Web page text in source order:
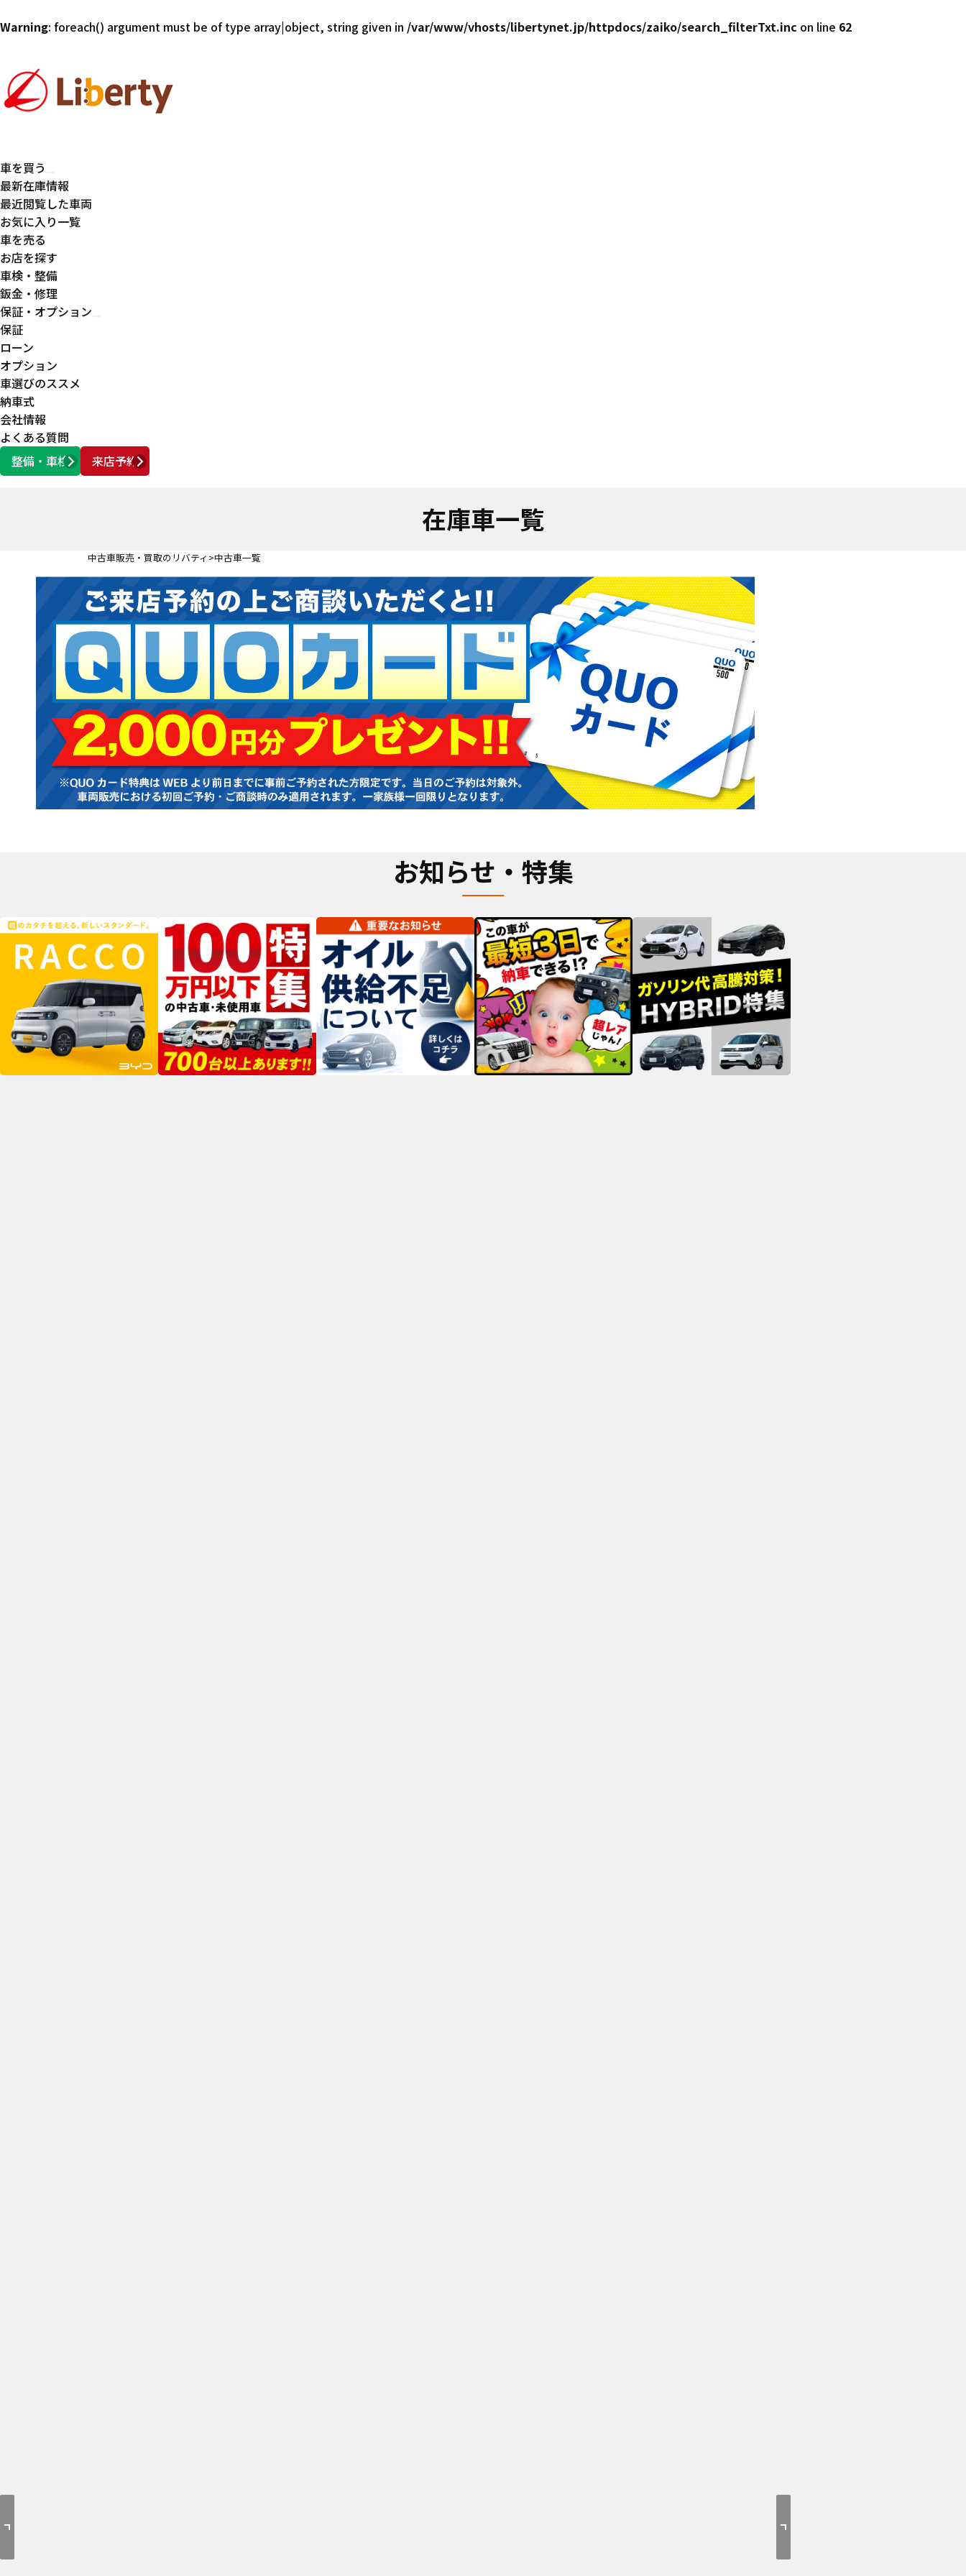
Warning: foreach() argument must be of type array|object, string given in /var/www/vhosts/libertynet.jp/httpdocs/zaiko/search_filterTxt.inc on line 62
車を買う
最新在庫情報
最近閲覧した車両
お気に入り一覧
車を売る
お店を探す
車検・整備
鈑金・修理
保証・オプション
保証
ローン
オプション
車選びのススメ
納車式
会社情報
よくある質問
整備・車検
来店予約
営業時間 AM10:00 ～ PM6:00
在庫車一覧
中古車販売・買取のリバティ 中古車一覧
お知らせ・特集